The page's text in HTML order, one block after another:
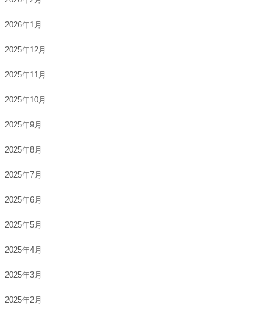
2026年1月
2025年12月
2025年11月
2025年10月
2025年9月
2025年8月
2025年7月
2025年6月
2025年5月
2025年4月
2025年3月
2025年2月